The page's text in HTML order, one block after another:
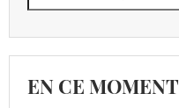
EN CE MOMENT